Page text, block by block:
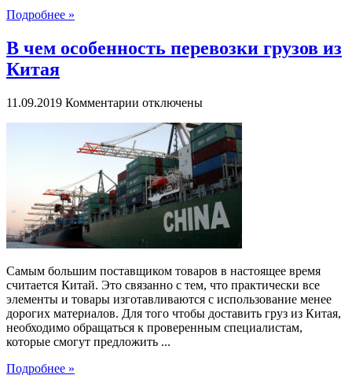
Подробнее »
В чем особенность перевозки грузов из
Китая
11.09.2019 Комментарии к
В
особенность
перевозки
грузов
из
Китая
отключены
Самым большим поставщиком товаров в настоящее время
считается Китай. Это связанно с тем, что практически все
элементы и товары изготавливаются с использование менее
дорогих материалов. Для того чтобы доставить груз из Китая,
необходимо обращаться к проверенным специалистам,
которые смогут предложить ...
Подробнее »